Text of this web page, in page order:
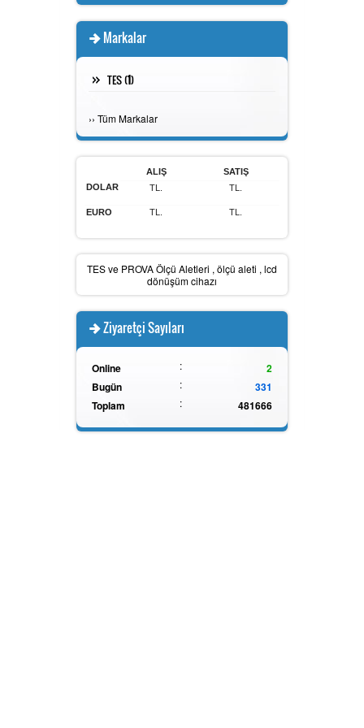
Solar Güç Ölçer
Miliohmmetre
Problar
LCD Dönüşüm Cihazı
Termal Yazıcı
Termometre
Markalar
TES (1)
›› Tüm Markalar
ALIŞ
SATIŞ
DOLAR
TL. TL.
EURO TL. TL.
TES ve PROVA Ölçü Aletleri , ölçü aleti , lcd
dönüşüm cihazı
Ziyaretçi Sayıları
Online :
2
Bugün
:
331
Toplam
: 481666